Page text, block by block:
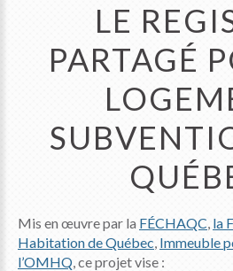
LE
PARTAGÉ
Mis en œuvre par la FÉCHAQC, la
Habitation de Québec, Immeuble
l’OMHQ, ce projet vise :